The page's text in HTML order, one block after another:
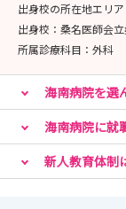
出身校の所在地エリア
出身校： 桑名医師会
所属診療科目： 外科
海南病院を選
海南病院に就
新人教育体制